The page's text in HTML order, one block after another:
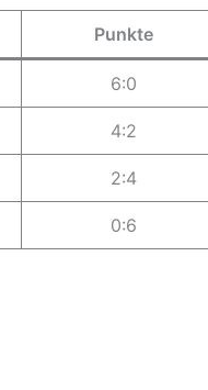
Punkte
6:0
4:2
2:4
0:6